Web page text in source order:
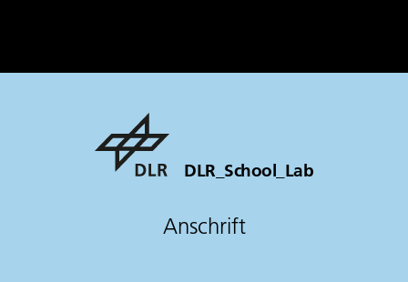
DLR_School_Lab
Anschrift